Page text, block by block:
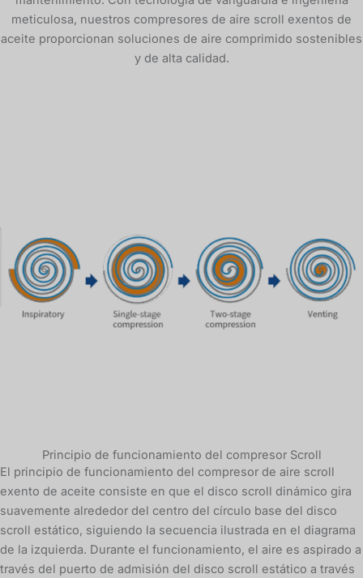
meticulosa, nuestros compresores de aire scroll exentos de
aceite proporcionan soluciones de aire comprimido sostenibles
y de alta calidad.
Principio de funcionamiento del compresor Scroll
El principio de funcionamiento del compresor de aire scroll
exento de aceite consiste en que el disco scroll dinámico gira
suavemente alrededor del centro del círculo base del disco
scroll estático, siguiendo la secuencia ilustrada en el diagrama
de la izquierda. Durante el funcionamiento, el aire es aspirado a
través del puerto de admisión del disco scroll estático a través